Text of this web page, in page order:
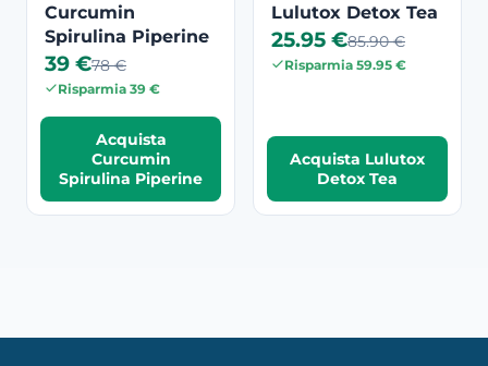
Curcumin
Spirulina Piperine
39 €78 €
Risparmia 39 €
Acquista
Curcumin
Spirulina Piperine
Lulutox Detox Tea
25.95 €85.90 €
Risparmia 59.95 €
Acquista Lulutox
Detox Tea